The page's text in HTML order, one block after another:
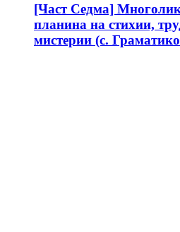
[Част Седма]
планина на стихии,
мистерии (с.